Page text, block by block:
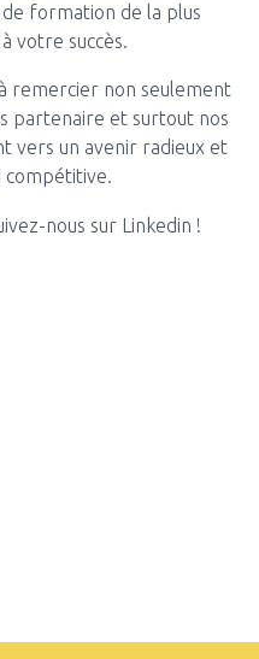
formation de la plus
votre succès.
remercier non seulement
partenaire et surtout nos
vers un avenir radieux et
compétitive.
nous sur Linkedin !